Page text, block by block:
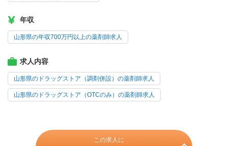
年収
山形県の年収700万円以上の薬剤師求人
求人内容
山形県のドラッグストア（調剤併設）の薬剤師求人
山形県のドラッグストア（OTCのみ）の薬剤師求人
この求人に